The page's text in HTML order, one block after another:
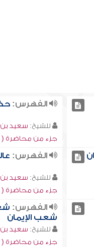
الفهرس:
للشيخ: سعيد
جزء من محاضرة (
الفهرس:
للشيخ: سعيد
جزء من محاضرة (
الفهرس:
شعب الإيمان
للشيخ: سعيد
جزء من محاضرة (